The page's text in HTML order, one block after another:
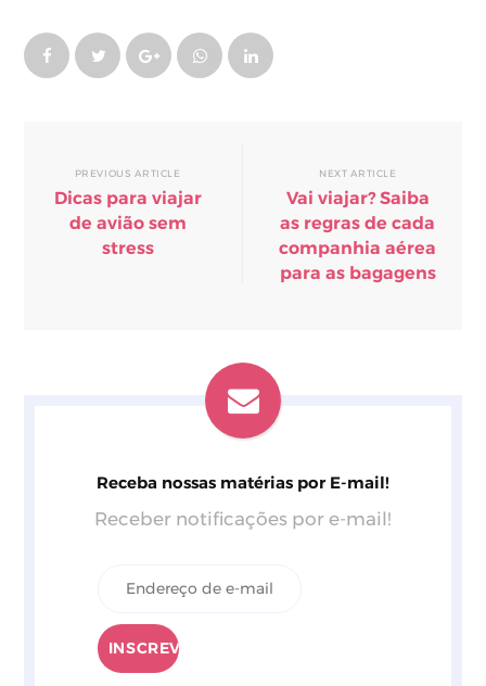
PREVIOUS ARTICLE
Dicas para viajar
de avião sem
stress
NEXT ARTICLE
Vai viajar? Saiba
as regras de cada
companhia aérea
para as bagagens
Receba nossas matérias por E-mail!
Receber notificações por e-mail!